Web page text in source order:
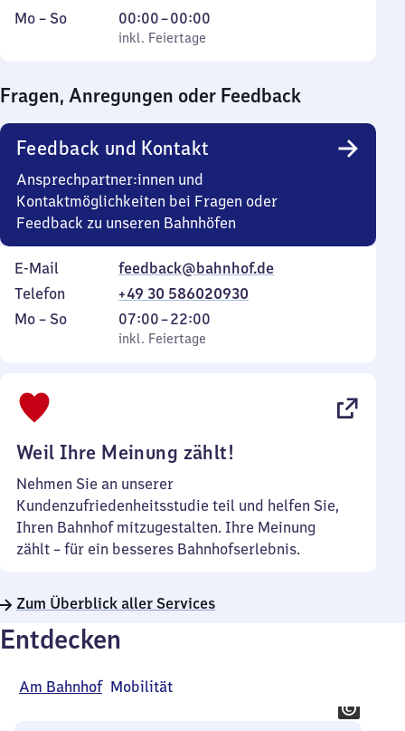
Montag
Mo – So,
inkl. Feiertage
00:00–00:00
Von
0
0
Uhr
inkl. Feiertage
Fragen, Anregungen oder Feedback
Feedback und Kontakt
Ansprechpartner:innen und
Kontaktmöglichkeiten bei Fragen oder
Feedback zu unseren Bahnhöfen
E-Mail
feedback@bahnhof.de
Telefon
+49 30 586020930
Montag
Mo – So,
inkl. Feiertage
07:00–22:00
Von
7
inkl. Feiertage
Weil Ihre Meinung zählt!
Nehmen Sie an unserer
Kundenzufriedenheitsstudie teil und helfen Sie,
Ihren Bahnhof mitzugestalten. Ihre Meinung
zählt – für ein besseres Bahnhofserlebnis.
Zum Überblick aller Services
Entdecken
Am Bahnhof Mobilität